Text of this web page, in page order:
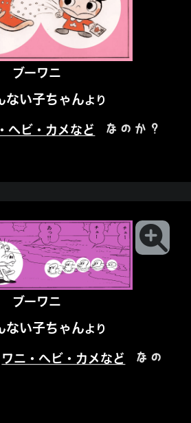
ブーワニ
ない子ちゃんより
ヘビ・カメなど なのか？
ブーワニ
ない子ちゃんより
ワニ・ヘビ・カメなど
なの